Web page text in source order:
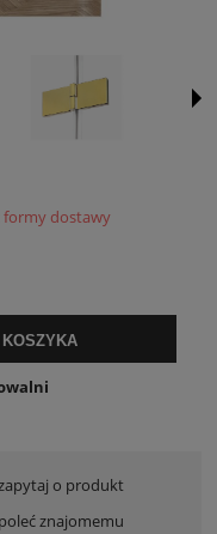
formy dostawy
KOSZYKA
o produkt
poleć znajomemu